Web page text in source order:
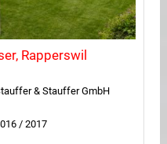
Rapperswil
& Stauffer GmbH
/ 2017